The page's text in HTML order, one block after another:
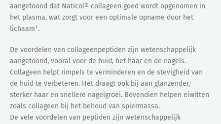
aangetoond dat Naticol® collageen goed wordt opgenomen in
het plasma, wat zorgt voor een optimale opname door het
lichaam¹.
De voordelen van collageenpeptiden zijn wetenschappelijk
aangetoond, vooral voor de huid, het haar en de nagels.
Collageen helpt rimpels te verminderen en de stevigheid van
de huid te verbeteren. Het draagt ook bij aan glanzender,
sterker haar en snellere nagelgroei. Bovendien helpen eiwitten
zoals collageen bij het behoud van spiermassa.
De vele voordelen van peptiden zijn wetenschappelijk